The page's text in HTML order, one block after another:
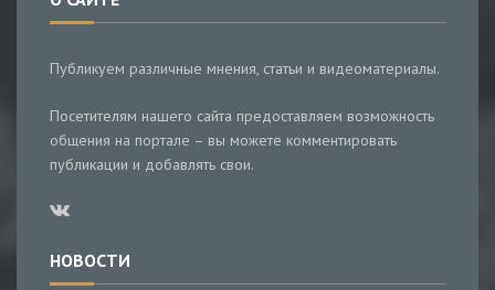
Публикуем различные мнения, статьи и видеоматериалы.
Посетителям нашего сайта предоставляем возможность
общения на портале – вы можете комментировать
публикации и добавлять свои.
НОВОСТИ